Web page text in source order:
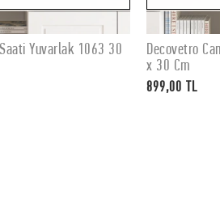
Yok
Yuvarlak 1063 30
Decovetro
x 30 Cm
899,00 TL